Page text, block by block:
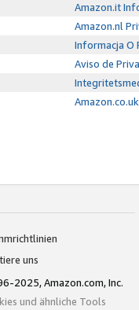
Amazon.it
Amazon.nl
Informacja O
Aviso de
uns
2025, Amazon.com, Inc.
und ähnliche Tools